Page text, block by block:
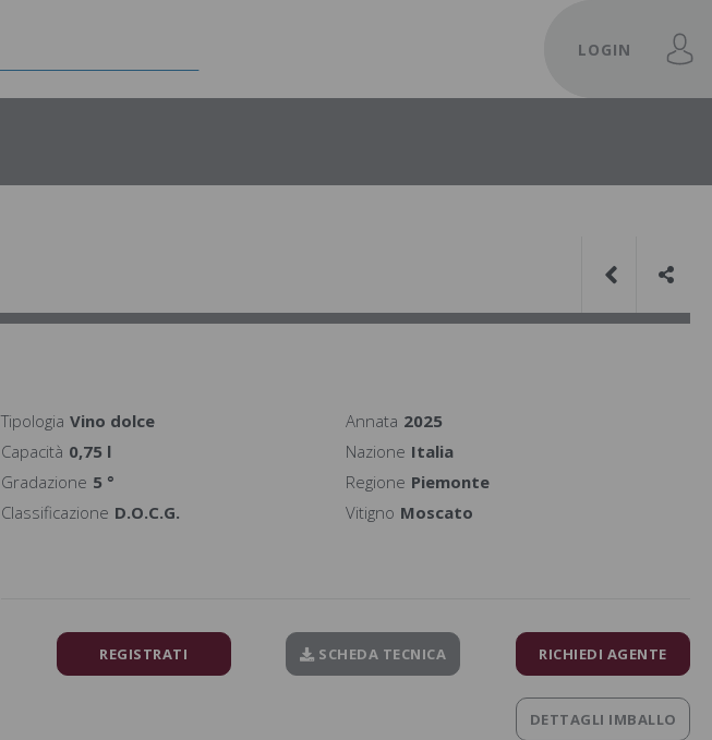
LOGIN
Tipologia Vino dolce Annata 2025
Capacità 0,75 l Nazione Italia
Gradazione 5 ° Regione Piemonte
Classificazione D.O.C.G. Vitigno Moscato
REGISTRATI SCHEDA TECNICA RICHIEDI AGENTE
DETTAGLI IMBALLO